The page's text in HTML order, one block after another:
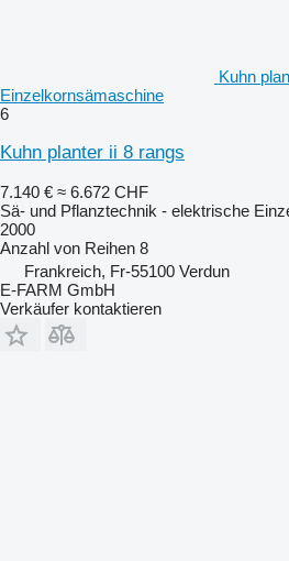
Kuhn
Einzelkornsämaschine
6
Kuhn planter ii 8 rangs
7.140 € ≈ 6.672 CHF
Sä- und Pflanztechnik - elektrische
2000
Anzahl von Reihen 8
Frankreich, Fr-55100 Verdun
E-FARM GmbH
Verkäufer kontaktieren